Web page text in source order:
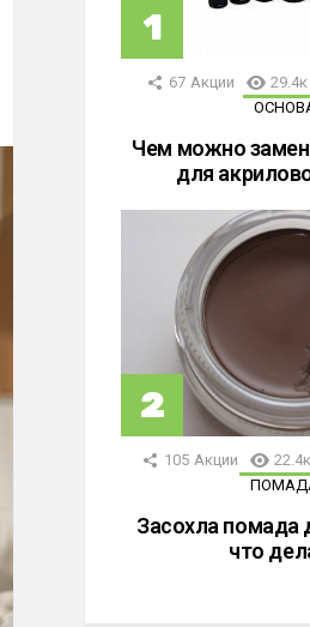
67 Акции 29.4к
Чем можно
для
105 Акции 22.4к
Засохла помада
что